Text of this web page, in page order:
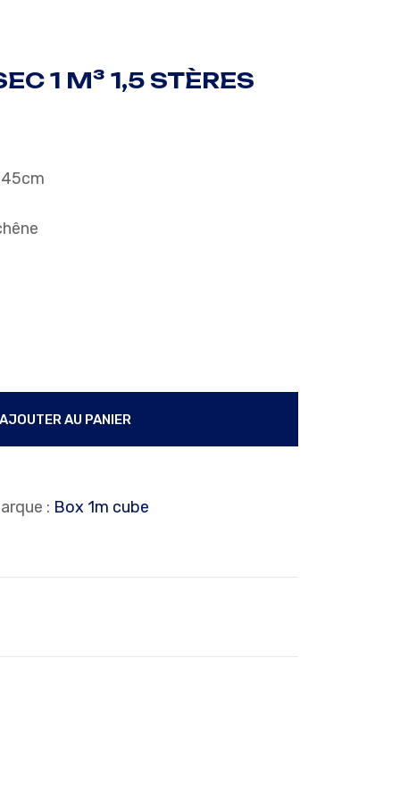
1 M³ 1,5 STÈRES
quantity
AJOUTER AU PANIER
: Box 1m cube